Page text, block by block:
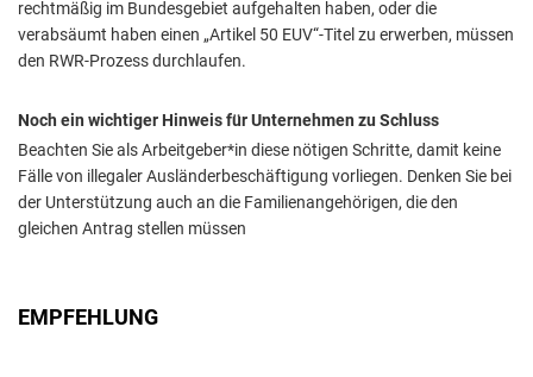
rechtmäßig im Bundesgebiet aufgehalten haben, oder die
verabsäumt haben einen „Artikel 50 EUV“-Titel zu erwerben, müssen
den RWR-Prozess durchlaufen.
Noch ein wichtiger Hinweis für Unternehmen zu Schluss
Beachten Sie als Arbeitgeber*in diese nötigen Schritte, damit keine
Fälle von illegaler Ausländerbeschäftigung vorliegen. Denken Sie bei
der Unterstützung auch an die Familienangehörigen, die den
gleichen Antrag stellen müssen
EMPFEHLUNG